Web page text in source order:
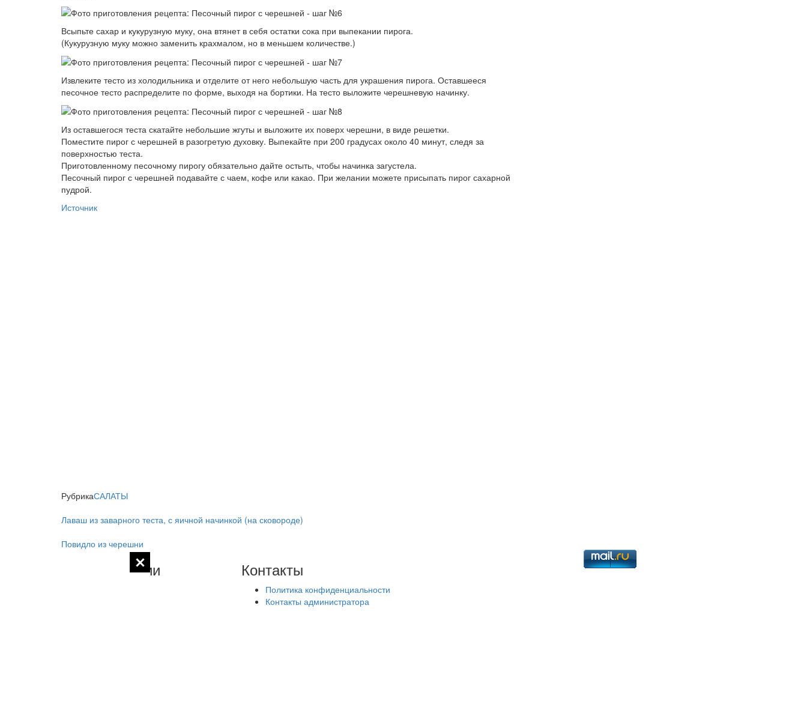
Всыпьте сахар и кукурузную муку, она втянет в себя остатки сока при выпекании пирога.
(Кукурузную муку можно заменить крахмалом, но в меньшем количестве.)
Извлеките тесто из холодильника и отделите от него небольшую часть для украшения пирога. Оставшееся
песочное тесто распределите по форме, выходя на бортики. На тесто выложите черешневую начинку.
Из оставшегося теста скатайте небольшие жгуты и выложите их поверх черешни, в виде решетки.
Поместите пирог с черешней в разогретую духовку. Выпекайте при 200 градусах около 40 минут, следя за
поверхностью теста.
Приготовленному песочному пирогу обязательно дайте остыть, чтобы начинка загустела.
Песочный пирог с черешней подавайте с чаем, кофе или какао. При желании можете присыпать пирог сахарной
пудрой.
Источник
РубрикаСАЛАТЫ
Лаваш из заварного теста, с яичной начинкой (на сковороде)
Повидло из черешни
Комментарии Контакты
Политика конфиденциальности
Контакты администратора